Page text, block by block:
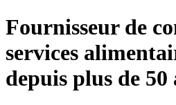
Fournisseur de
services
depuis plus de 50